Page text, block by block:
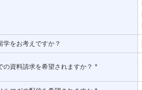
学をお考えですか？
の資料請求を希望されますか？ *